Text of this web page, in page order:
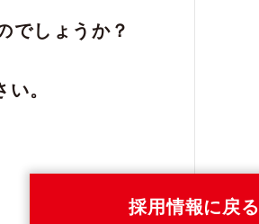
でしょうか？
。
採用情報に戻る